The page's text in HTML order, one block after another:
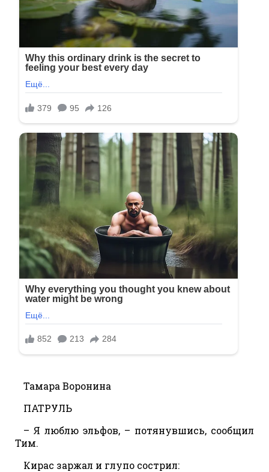
Тамара Воронина
ПАТРУЛЬ
– Я люблю эльфов, – потянувшись, сообщил
Тим.
Кирас заржал и глупо сострил: